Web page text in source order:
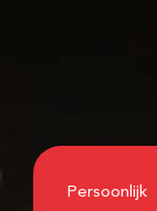
Persoonlijk